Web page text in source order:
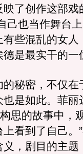
了创作这部戏
己也当作舞台
些混乱的女人
是最实干的一
秘密，不仅在
是如此。菲丽
思的故事中，
看到了自己。
，剧目的主题